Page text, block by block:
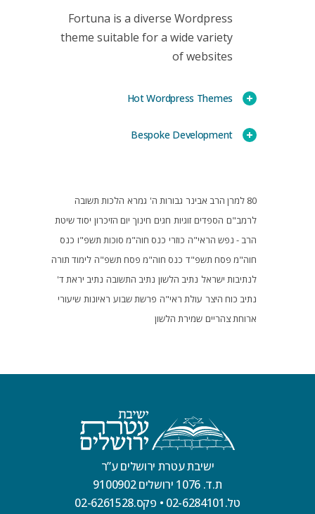
Fortuna is a diverse Wordpress
theme suitable for a wide variety
of websites
Hot Wordpress Themes
Bespoke Development
80 למרן הרב אבינר גבורות ה' גמרא הלכות תשובה
לרמב"ם הספדים זוגיות חגים חינוך יום הזיכרון יסוד שיטת
הרב - נפש הראי"ה כוזרי כנס חוה"מ סוכות תשפ"ו כנס
חוה"מ פסח תשפ"ד כנס חוה"מ פסח תשפ"ה לימוד תורה
לנתיבות ישראל נתיב הלשון נתיב התשובה נתיב יראת ד'
נתיב כוח היצר עולת ראי"ה פרשת שבוע ראיונות שיעורי
ארוחת צהריים שמירת הלשון
ישיבת עטרת ירושלים ע”ר
ת.ד. 1076 ירושלים 9100902
טל.02-6284101
• פקס.02-6261528